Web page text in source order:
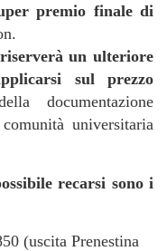
premio finale di
un ulteriore
sul prezzo
documentazione
universitaria
recarsi sono i
(uscita Prenestina